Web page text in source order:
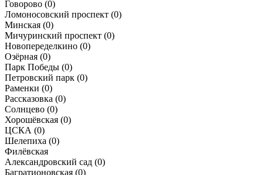
Говорово (0)
Ломоносовский проспект (0)
Минская (0)
Мичуринский проспект (0)
Новопеределкино (0)
Озёрная (0)
Парк Победы (0)
Петровский парк (0)
Раменки (0)
Рассказовка (0)
Солнцево (0)
Хорошёвская (0)
ЦСКА (0)
Шелепиха (0)
Филёвская
Александровский сад (0)
Багратионовская (0)